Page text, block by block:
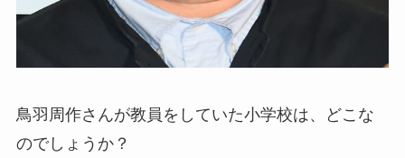
鳥羽周作さんが教員をしていた小学校は、どこな
のでしょうか？